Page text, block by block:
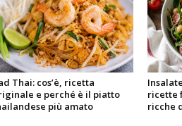
Thai: cos’è, ricetta
e perché è il piatto
più amato
ricette
ricche